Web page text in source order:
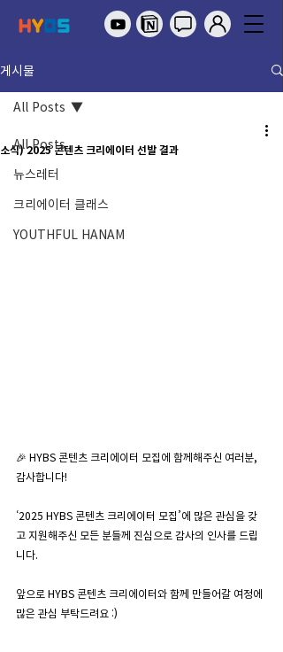
게시물
All Posts
뉴스레터
크리에이터 클래스
YOUTHFUL HANAM
All Posts
소식) 2025 콘텐츠 크리에이터 선발 결과
🎉 HYBS 콘텐츠 크리에이터 모집에 함께해주신 여러분,
감사합니다!
‘2025 HYBS 콘텐츠 크리에이터 모집’에 많은 관심을 갖
고 지원해주신 모든 분들께 진심으로 감사의 인사를 드립
니다.
앞으로 HYBS 콘텐츠 크리에이터와 함께 만들어갈 여정에
많은 관심 부탁드려요 :)